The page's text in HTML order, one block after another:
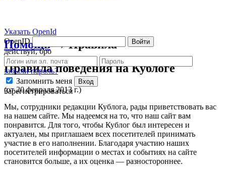
Указать OpenId
OpenID
Войти
действуй, бро
забыли пароль?
Запомнить меня
Вход
Зарегистрироваться
Помощь→ Правила
Правила поведения на Кублоге
(от 20 февраля 2013 г.)
Мы, сотрудники редакции Кублога, рады приветствовать вас
на нашем сайте. Мы надеемся на то, что наш сайт вам
понравится. Для того, чтобы Кублог был интересен и
актуален, мы приглашаем всех посетителей принимать
участие в его наполнении. Благодаря участию наших
посетителей информации о местах и событиях на сайте
становится больше, а их оценка — разностороннее.